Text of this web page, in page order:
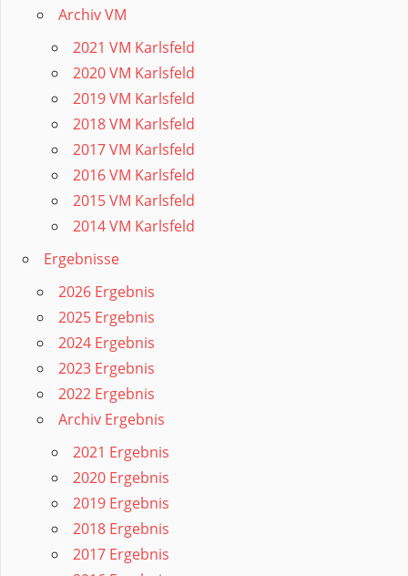
Archiv VM
2021 VM Karlsfeld
2020 VM Karlsfeld
2019 VM Karlsfeld
2018 VM Karlsfeld
2017 VM Karlsfeld
2016 VM Karlsfeld
2015 VM Karlsfeld
2014 VM Karlsfeld
Ergebnisse
2026 Ergebnis
2025 Ergebnis
2024 Ergebnis
2023 Ergebnis
2022 Ergebnis
Archiv Ergebnis
2021 Ergebnis
2020 Ergebnis
2019 Ergebnis
2018 Ergebnis
2017 Ergebnis